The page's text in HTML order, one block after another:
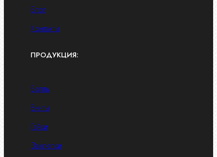
Блог
Контакты
ПРОДУКЦИЯ:
Болты
Винты
Гайки
Заклепки